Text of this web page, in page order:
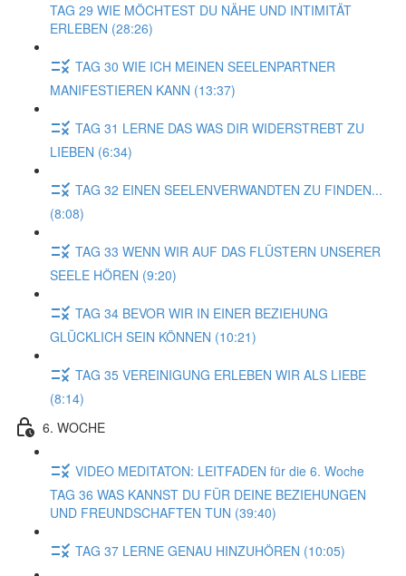
TAG 29 WIE MÖCHTEST DU NÄHE UND INTIMITÄT
ERLEBEN (28:26)
TAG 30 WIE ICH MEINEN SEELENPARTNER
MANIFESTIEREN KANN (13:37)
TAG 31 LERNE DAS WAS DIR WIDERSTREBT ZU
LIEBEN (6:34)
TAG 32 EINEN SEELENVERWANDTEN ZU FINDEN...
(8:08)
TAG 33 WENN WIR AUF DAS FLÜSTERN UNSERER
SEELE HÖREN (9:20)
TAG 34 BEVOR WIR IN EINER BEZIEHUNG
GLÜCKLICH SEIN KÖNNEN (10:21)
TAG 35 VEREINIGUNG ERLEBEN WIR ALS LIEBE
(8:14)
6. WOCHE
VIDEO MEDITATON: LEITFADEN für die 6. Woche
TAG 36 WAS KANNST DU FÜR DEINE BEZIEHUNGEN
UND FREUNDSCHAFTEN TUN (39:40)
TAG 37 LERNE GENAU HINZUHÖREN (10:05)